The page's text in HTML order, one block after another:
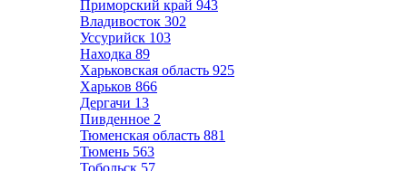
Приморский край 943
Владивосток 302
Уссурийск 103
Находка 89
Харьковская область 925
Харьков 866
Дергачи 13
Пивденное 2
Тюменская область 881
Тюмень 563
Тобольск 57